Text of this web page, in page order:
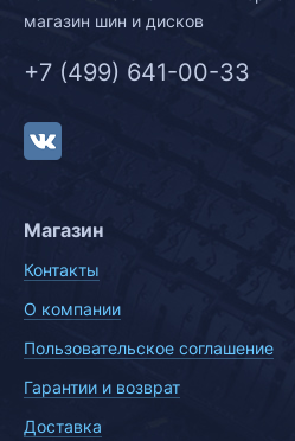
магазин шин и дисков
+7 (499) 641-00-33
Магазин
Контакты
О компании
Пользовательское соглашение
Гарантии и возврат
Доставка